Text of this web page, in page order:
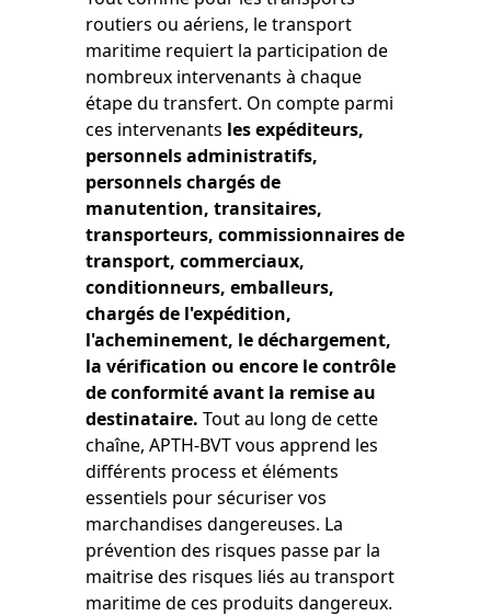
routiers ou aériens, le transport
maritime requiert la participation de
nombreux intervenants à chaque
étape du transfert. On compte parmi
ces intervenants les expéditeurs,
personnels administratifs,
personnels chargés de
manutention, transitaires,
transporteurs, commissionnaires de
transport, commerciaux,
conditionneurs, emballeurs,
chargés de l'expédition,
l'acheminement, le déchargement,
la vérification ou encore le contrôle
de conformité avant la remise au
destinataire.Tout au long de cette
chaîne, APTH-BVT vous apprend les
différents process et éléments
essentiels pour sécuriser vos
marchandises dangereuses. La
prévention des risques passe par la
maitrise des risques liés au transport
maritime de ces produits dangereux.